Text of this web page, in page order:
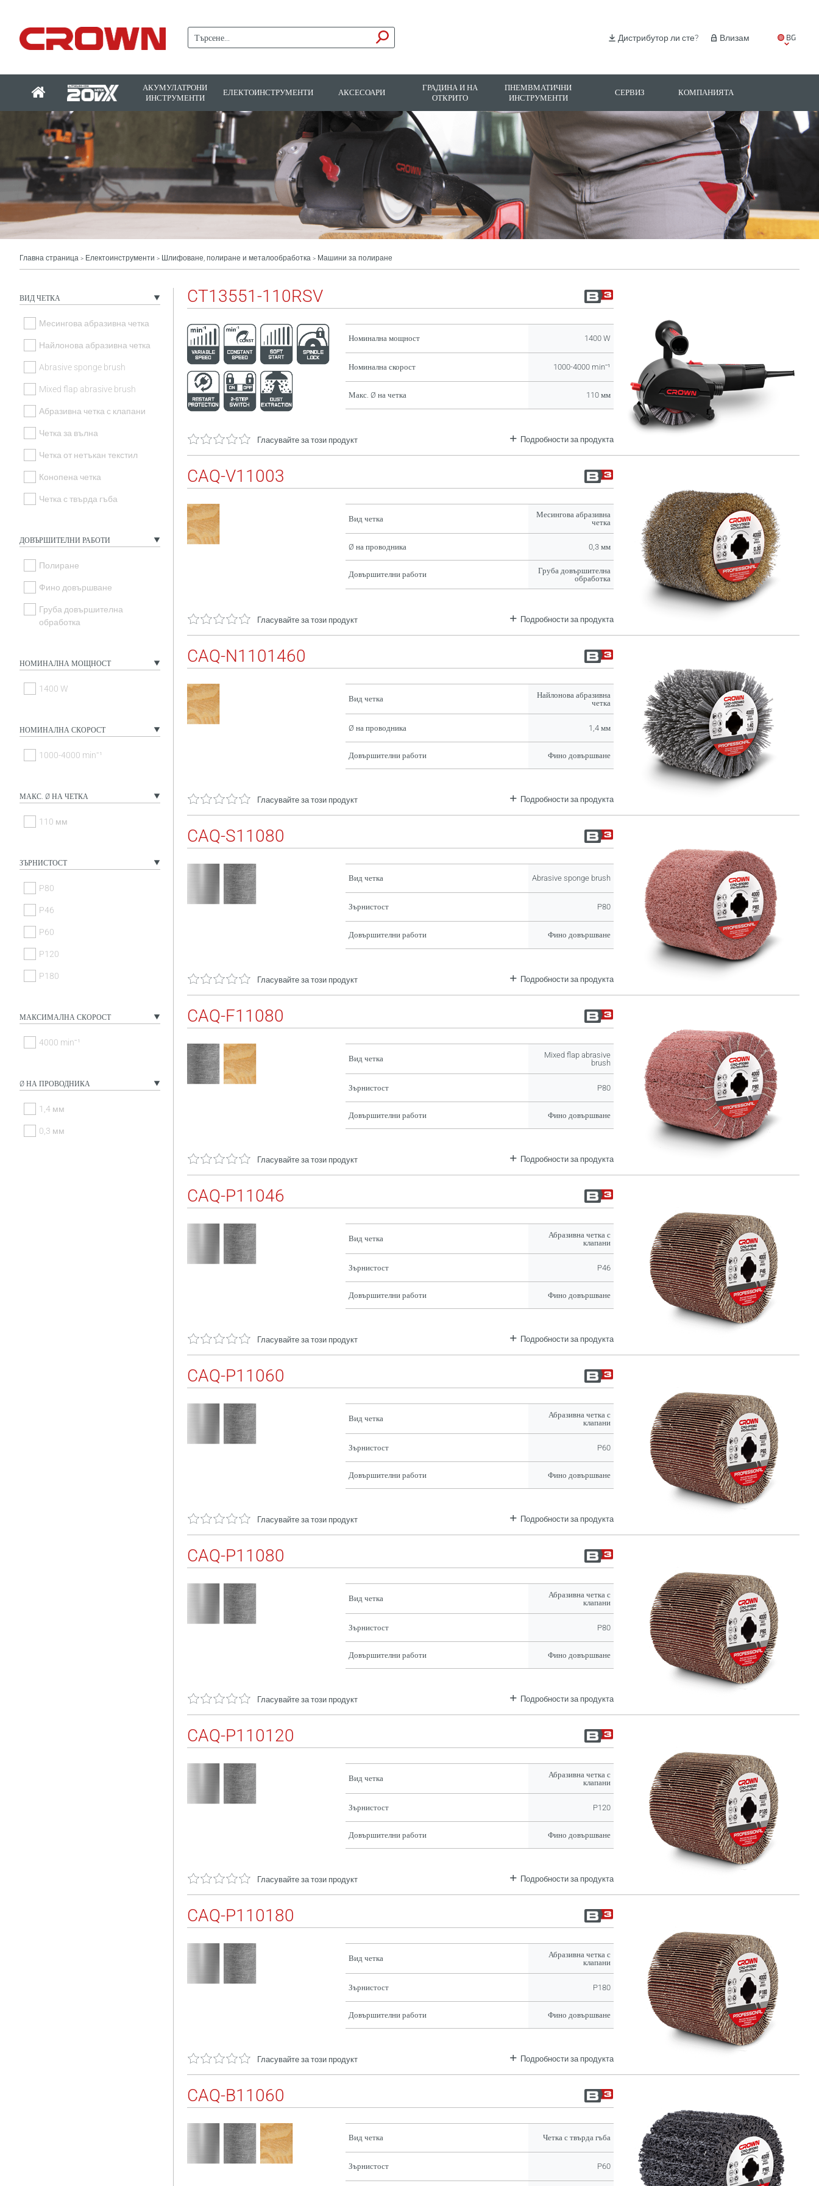
BG
PL
Влизам
Дистрибутор ли сте?
АКУМУЛАТРОНИ
ИНСТРУМЕНТИ
ЕЛЕКТОИНСТРУМЕНТИ АКСЕСОАРИ
ГРАДИНА И НА
ОТКРИТО
ПНЕМВМАТИЧНИ
ИНСТРУМЕНТИ
СЕРВИЗ КОМПАНИЯТА
Главна страница > Електоинструменти > Шлифоване, полиране и металообработка > Машини за полиране
ВИД ЧЕТКА
Месингова абразивна четка
Найлонова абразивна четка
Abrasive sponge brush
Mixed flap abrasive brush
Абразивна четка с клапани
Четка за вълна
Четка от нетъкан текстил
Конопена четка
Четка с твърда гъба
ДОВЪРШИТЕЛНИ РАБОТИ
Полиране
Фино довършване
Груба довършителна
обработка
НОМИНАЛНА МОЩНОСТ
1400 W
НОМИНАЛНА СКОРОСТ
1000-4000 minˉ¹
МАКС. Ø НА ЧЕТКА
110 мм
ЗЪРНИСТОСТ
P80
P46
P60
P120
P180
МАКСИМАЛНА СКОРОСТ
4000 minˉ¹
Ø НА ПРОВОДНИКА
1,4 мм
0,3 мм
CT13551-110RSV
Номинална мощност 1400 W
Номинална скорост 1000-4000 minˉ¹
Макс. Ø на четка 110 мм
Гласувайте за този продукт Подробности за продукта
CAQ-V11003
Вид четка
Месингова абразивна
четка
Ø на проводника 0,3 мм
Довършителни работи
Груба довършителна
обработка
Гласувайте за този продукт Подробности за продукта
CAQ-N1101460
Вид четка
Найлонова абразивна
четка
Ø на проводника 1,4 мм
Довършителни работи Фино довършване
Гласувайте за този продукт Подробности за продукта
CAQ-S11080
Вид четка Abrasive sponge brush
Зърнистост P80
Довършителни работи Фино довършване
Гласувайте за този продукт Подробности за продукта
CAQ-F11080
Вид четка
Mixed flap abrasive
brush
Зърнистост P80
Довършителни работи Фино довършване
Гласувайте за този продукт Подробности за продукта
CAQ-P11046
Вид четка
Абразивна четка с
клапани
Зърнистост P46
Довършителни работи Фино довършване
Гласувайте за този продукт Подробности за продукта
CAQ-P11060
Вид четка
Абразивна четка с
клапани
Зърнистост P60
Довършителни работи Фино довършване
Гласувайте за този продукт Подробности за продукта
CAQ-P11080
Вид четка
Абразивна четка с
клапани
Зърнистост P80
Довършителни работи Фино довършване
Гласувайте за този продукт Подробности за продукта
CAQ-P110120
Вид четка
Абразивна четка с
клапани
Зърнистост P120
Довършителни работи Фино довършване
Гласувайте за този продукт Подробности за продукта
CAQ-P110180
Вид четка
Абразивна четка с
клапани
Зърнистост P180
Довършителни работи Фино довършване
Гласувайте за този продукт Подробности за продукта
CAQ-B11060
Вид четка Четка с твърда гъба
Зърнистост P60